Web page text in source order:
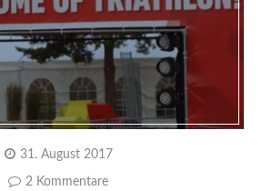
31. August 2017
2 Kommentare